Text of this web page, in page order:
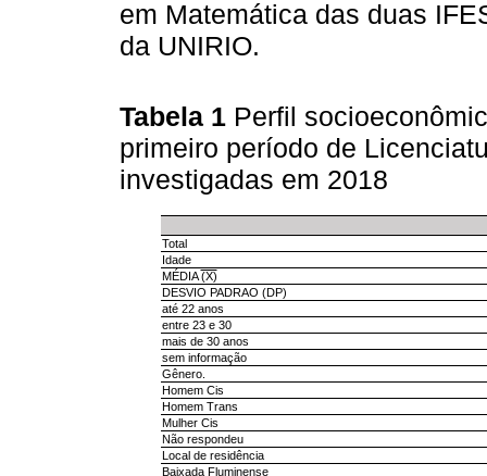
em Matemática das duas
da UNIRIO.
Tabela 1 Perfil
primeiro período de
investigadas em 2018
Total
Idade
MÉDIA(X)
DESVIO PADRAO (DP)
até 22 anos
entre 23 e 30
mais de 30 anos
sem informação
Gênero.
Homem Cis
Homem Trans
Mulher Cis
Não respondeu
Local de residência
Baixada Fluminense